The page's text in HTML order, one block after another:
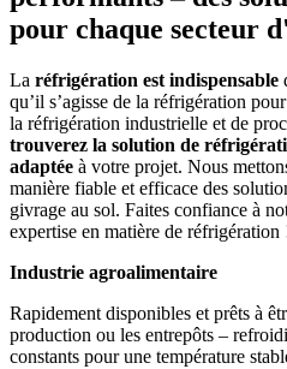
pour chaque secteur
La réfrigération est indispensable
qu’il s’agisse de la réfrigération
la réfrigération industrielle et de
trouverez la solution de
adaptée à votre projet. Nous
manière fiable et efficace des
givrage au sol. Faites confiance à
expertise en matière de réfrigération
Industrie agroalimentaire
Rapidement disponibles et prêts à
production ou les entrepôts –
constants pour une température